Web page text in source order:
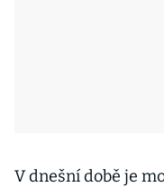
V dnešní době je